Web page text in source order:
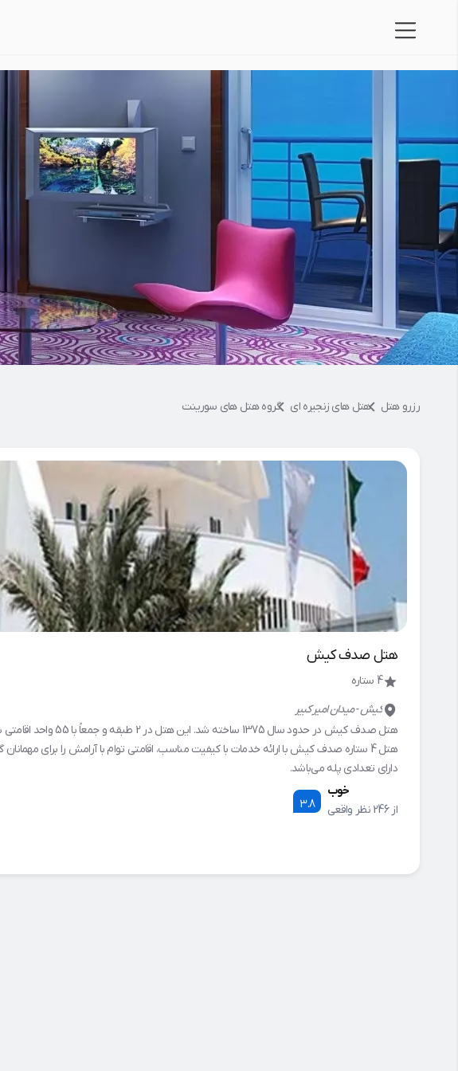
رزرو هتل هتل های زنجیره ای گروه هتل های سورینت
هتل صدف کیش
4 ستاره
کيش - ميدان امير كبير
هتل صدف کیش در
هتل 4 ستاره صدف کیش با ارائه خدمات با کیفیت مناسب، اقامتی توام با آرامش را برای
دارای تعدادی پله می‌باشد.
3.8
خوب
از 246 نظر واقعی